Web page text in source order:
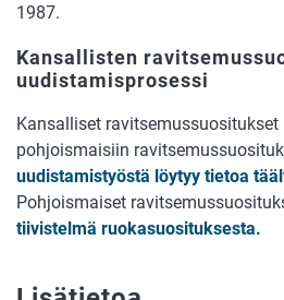
1987.
Kansallisten
uudistamisprosessi
Kansalliset
pohjoismaisiin
uudistamistyöstä löytyy tietoa
Pohjoismaiset
tiivistelmä ruokasuosituksesta.